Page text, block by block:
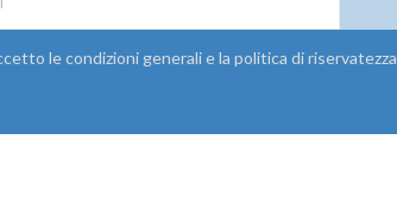
le condizioni generali e la politica di riservatezza